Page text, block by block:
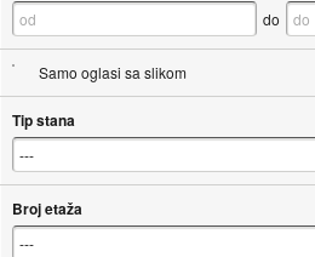
do
Samo oglasi sa slikom
Tip stana
Broj etaža